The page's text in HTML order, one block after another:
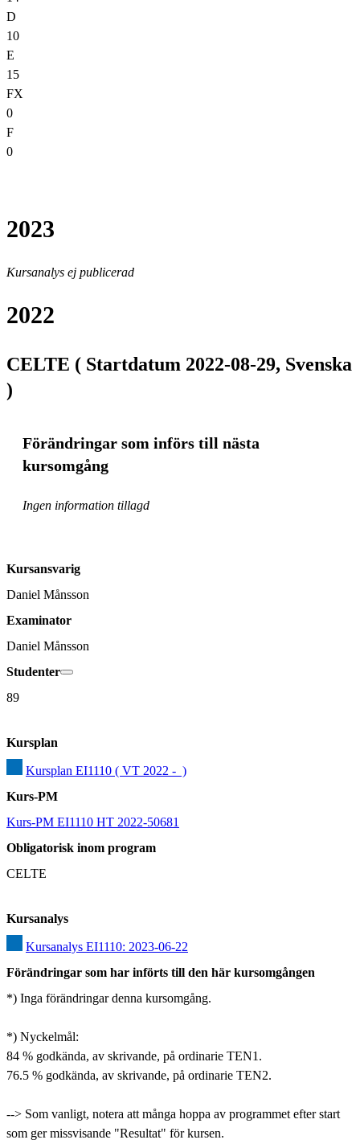
D
10
E
15
FX
0
F
0
2023
Kursanalys ej publicerad
2022
CELTE ( Startdatum 2022-08-29, Svenska
)
Förändringar som införs till nästa
kursomgång
Ingen information tillagd
Kursansvarig
Daniel Månsson
Examinator
Daniel Månsson
Studenter
89
Kursplan
Kursplan EI1110 ( VT 2022 -  )
Kurs-PM
Kurs-PM EI1110 HT 2022-50681
Obligatorisk inom program
CELTE
Kursanalys
Kursanalys EI1110: 2023-06-22
Förändringar som har införts till den här kursomgången
*) Inga förändringar denna kursomgång.
*) Nyckelmål:
84 % godkända, av skrivande, på ordinarie TEN1.
76.5 % godkända, av skrivande, på ordinarie TEN2.
--> Som vanligt, notera att många hoppa av programmet efter start
som ger missvisande "Resultat" för kursen.